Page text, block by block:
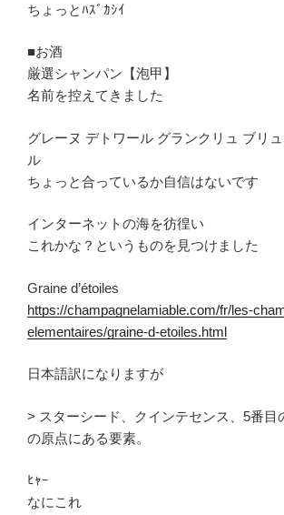
ちょっとﾊｽﾞｶｼｲ
■お酒
厳選シャンパン【泡甲】
名前を控えてきました
グレーヌ デトワール グランクリュ ブリ
ル
ちょっと合っているか自信はないです
インターネットの海を彷徨い
これかな？というものを見つけました
Graine d’étoiles
https://champagnelamiable.com/fr/les-
elementaires/graine-d-etoiles.html
日本語訳になりますが
> スターシード、クインテセンス、5番目
の原点にある要素。
ﾋｬｰ
なにこれ